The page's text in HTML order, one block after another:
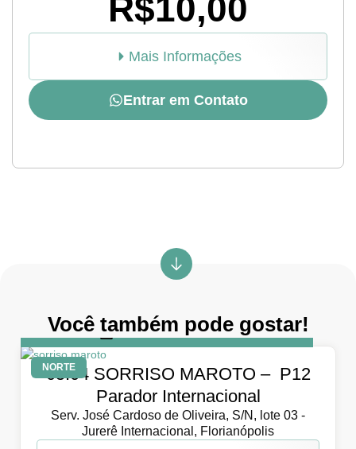
R$10,00
Mais Informações
Entrar em Contato
Você também pode gostar!
NORTE
DIA5 de abril de 2026
05.04 SORRISO MAROTO – P12
Parador Internacional
Serv. José Cardoso de Oliveira, S/N, lote 03 -
Jurerê Internacional, Florianópolis